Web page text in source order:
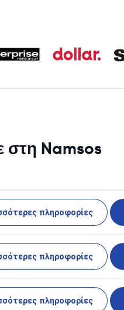
στη Namsos
πληροφορίες
πληροφορίες
πληροφορίες